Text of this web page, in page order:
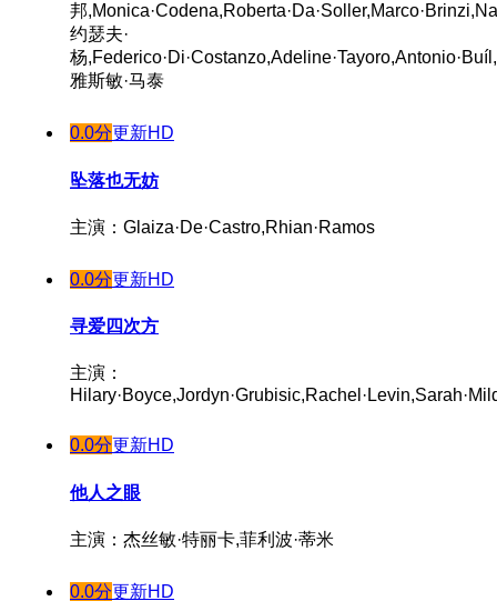
邦
约瑟夫·
杨,Federico·Di·Costanzo,Adeline·Tayoro,Antonio·Buíl,
雅斯敏·马泰
0.0分更新HD
坠落也无妨
主演：Glaiza·De·Castro,Rhian·Ramos
0.0分更新HD
寻爱四次方
主演：
0.0分更新HD
他人之眼
主演：杰丝敏·特丽卡,菲利波·蒂米
0.0分更新HD